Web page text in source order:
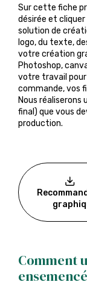
Sur cette fiche
désirée et cliquer
solution de
logo, du texte,
votre création
Photoshop,
votre travail
commande, vos
Nous réaliserons
final) que vous
production.
Comment